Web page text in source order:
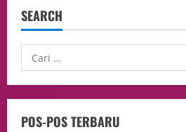
SEARCH
POS-POS TERBARU